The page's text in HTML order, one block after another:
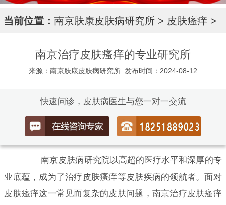
当前位置： 南京肤康皮肤病研究所 > 皮肤瘙痒 >
南京治疗皮肤瘙痒的专业研究所
来源：南京肤康皮肤病研究所 发布时间：2024-08-12
快速问诊，皮肤病医生与您一对一交流
南京皮肤病研究院以高超的医疗水平和深厚的专
业底蕴，成为了治疗皮肤瘙痒等皮肤疾病的领航者。面对
皮肤瘙痒这一常见而复杂的皮肤问题，南京治疗皮肤瘙痒